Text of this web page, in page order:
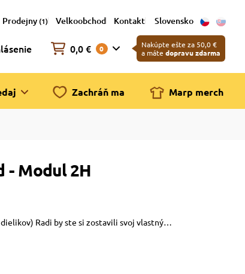
Prodejny (1) Velkoobchod Kontakt Slovensko
0,0 € 0
Nakúpte ešte za 50,0 €
a máte dopravu zdarma
Zachráň ma Marp merch
- Modul 2H
dielikov) Radi by ste si zostavili svoj vlastný…